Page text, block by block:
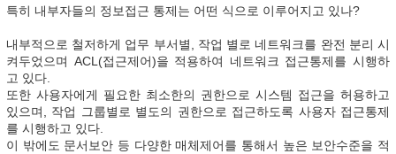
특히 내부자들의 정보접근 통제는 어떤 식으로 이루어지고 있나?
내부적으로 철저하게 업무 부서별, 작업 별로 네트워크를 완전 분리 시
켜두었으며 ACL(접근제어)을 적용하여 네트워크 접근통제를 시행하
고 있다.
또한 사용자에게 필요한 최소한의 권한으로 시스템 접근을 허용하고
있으며, 작업 그룹별로 별도의 권한으로 접근하도록 사용자 접근통제
를 시행하고 있다.
이 밖에도 문서보안 등 다양한 매체제어를 통해서 높은 보안수준을 적